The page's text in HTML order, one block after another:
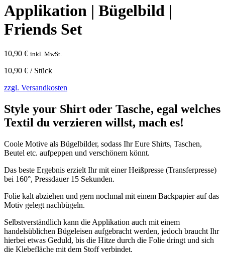
Applikation | Bügelbild |
Friends Set
10,90 € inkl. MwSt.
10,90 € / Stück
zzgl. Versandkosten
Style your Shirt oder Tasche, egal welches
Textil du verzieren willst, mach es!
Coole Motive als Bügelbilder, sodass Ihr Eure Shirts, Taschen,
Beutel etc. aufpeppen und verschönern könnt.
Das beste Ergebnis erzielt Ihr mit einer Heißpresse (Transferpresse)
bei 160°, Pressdauer 15 Sekunden.
Folie kalt abziehen und gern nochmal mit einem Backpapier auf das
Motiv gelegt nachbügeln.
Selbstverständlich kann die Applikation auch mit einem
handelsüblichen Bügeleisen aufgebracht werden, jedoch braucht Ihr
hierbei etwas Geduld, bis die Hitze durch die Folie dringt und sich
die Klebefläche mit dem Stoff verbindet.